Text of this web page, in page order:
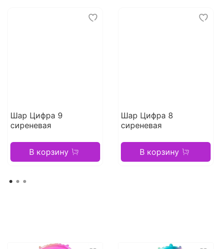
Шар Цифра 9
сиреневая
В корзину
Шар Цифра 8
сиреневая
В корзину